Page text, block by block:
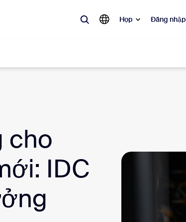
Họp Đăng nhập
Center
cho
IDC